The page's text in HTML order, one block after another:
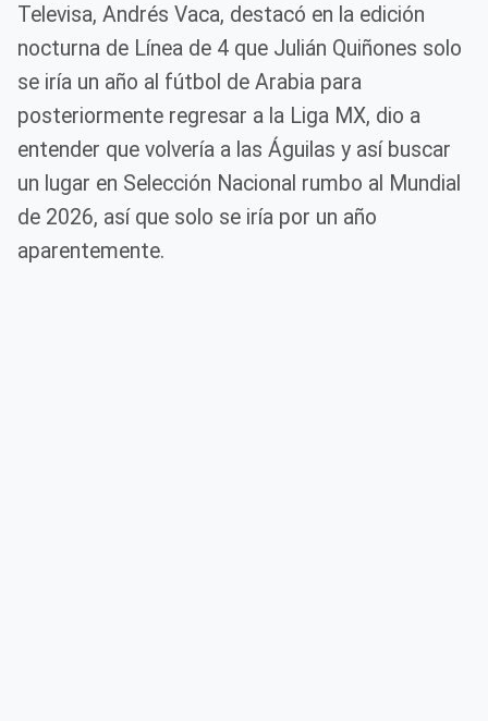
Televisa, Andrés Vaca, destacó en la edición
nocturna de Línea de 4 que Julián Quiñones solo
se iría un año al fútbol de Arabia para
posteriormente regresar a la Liga MX, dio a
entender que volvería a las Águilas y así buscar
un lugar en Selección Nacional rumbo al Mundial
de 2026, así que solo se iría por un año
aparentemente.